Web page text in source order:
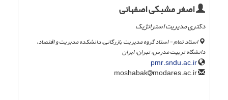
اصغر مشبکی اصفهانی
دکتری مدیریت استراتژیک
استاد تمام - استاد گروه مدیریت بازرگانی، دانشکده مدیریت و اقتصاد،
دانشگاه تربیت مدرس، تهران، ایران
pmr.sndu.ac.ir
modares.ac.ir